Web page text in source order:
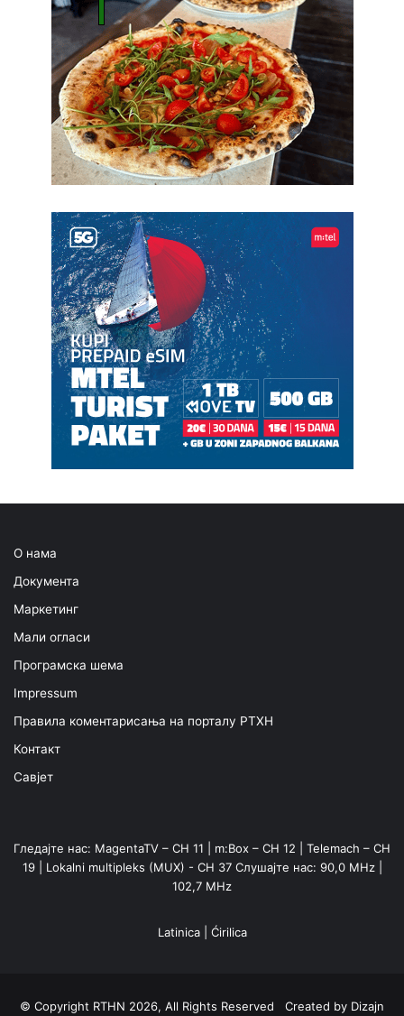
О нама
Документа
Маркетинг
Мали огласи
Програмска шема
Impressum
Правила коментарисања на порталу РТХН
Контакт
Савјет
Гледајте нас: MagentaTV – CH 11 | m:Box – CH 12 | Telemach – CH
19 | Lokalni multipleks (MUX) - CH 37 Слушајте нас: 90,0 MHz |
102,7 MHz
Latinica| Ćirilica
© Copyright RTHN 2026, All Rights Reserved Created by Dizajn